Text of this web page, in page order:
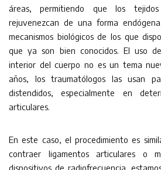
áreas, permitiendo que los
rejuvenezcan de una forma
mecanismos biológicos de los que
que ya son bien conocidos. El uso
interior del cuerpo no es un tema
años, los traumatólogos las usan
distendidos, especialmente en
articulares.
En este caso, el procedimiento es
contraer ligamentos articulares o
dispositivos de radiofrecuencia,